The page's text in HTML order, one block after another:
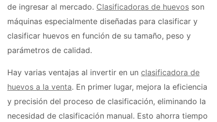
de ingresar al mercado. Clasificadoras de huevos son
máquinas especialmente diseñadas para clasificar y
clasificar huevos en función de su tamaño, peso y
parámetros de calidad.
Hay varias ventajas al invertir en un clasificadora de
huevos a la venta. En primer lugar, mejora la eficiencia
y precisión del proceso de clasificación, eliminando la
necesidad de clasificación manual. Esto ahorra tiempo